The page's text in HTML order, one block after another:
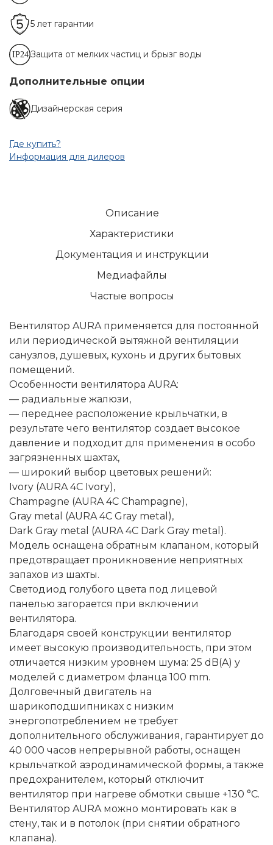
5 лет гарантии
Защита от мелких частиц и брызг воды
Дополнительные опции
Дизайнерская серия
Где купить?
Информация для дилеров
Описание
Характеристики
Документация и инструкции
Медиафайлы
Частые вопросы
Вентилятор AURA применяется для постоянной
или периодической вытяжной вентиляции
санузлов, душевых, кухонь и других бытовых
помещений.
Особенности вентилятора AURA:
— радиальные жалюзи,
— переднее расположение крыльчатки, в
результате чего вентилятор создает высокое
давление и подходит для применения в особо
загрязненных шахтах,
— широкий выбор цветовых решений:
Ivory (AURA 4C Ivory),
Champagne (AURA 4C Champagne),
Gray metal (AURA 4C Gray metal),
Dark Gray metal (AURA 4C Dark Gray metal).
Модель оснащена обратным клапаном, который
предотвращает проникновение неприятных
запахов из шахты.
Светодиод голубого цвета под лицевой
панелью загорается при включении
вентилятора.
Благодаря своей конструкции вентилятор
имеет высокую производительность, при этом
отличается низким уровнем шума: 25 dB(A) у
моделей с диаметром фланца 100 mm.
Долговечный двигатель на
шарикоподшипниках с низким
энергопотреблением не требует
дополнительного обслуживания, гарантирует до
40 000 часов непрерывной работы, оснащен
крыльчаткой аэродинамической формы, а также
предохранителем, который отключит
вентилятор при нагреве обмотки свыше +130 °C.
Вентилятор AURA можно монтировать как в
стену, так и в потолок (при снятии обратного
клапана).